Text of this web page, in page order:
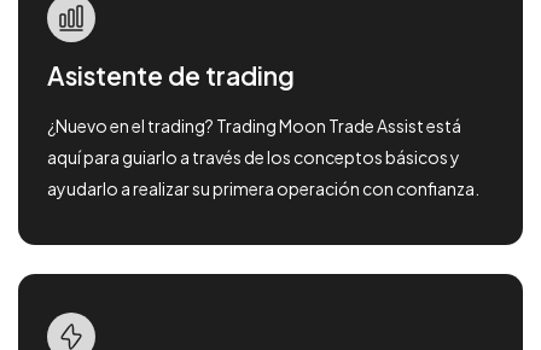
Asistente de trading
¿Nuevo en el trading? Trading Moon Trade Assist está
aquí para guiarlo a través de los conceptos básicos y
ayudarlo a realizar su primera operación con confianza.